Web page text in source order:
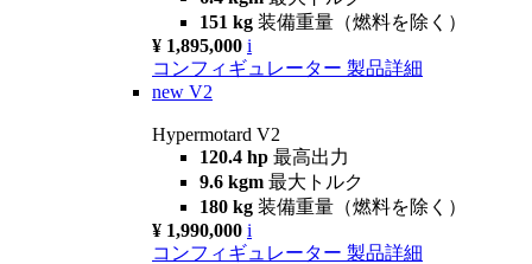
151 kg 装備重量（燃料を除く）
¥ 1,895,000 i
コンフィギュレーター 製品詳細
new V2
Hypermotard V2
120.4 hp 最高出力
9.6 kgm 最大トルク
180 kg 装備重量（燃料を除く）
¥ 1,990,000 i
コンフィギュレーター 製品詳細